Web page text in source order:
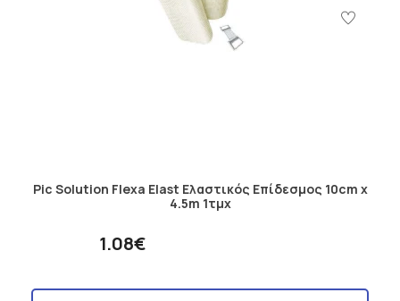
Pic Solution Flexa Elast Ελαστικός Επίδεσμος 10cm x
4.5m 1τμχ
1.08€